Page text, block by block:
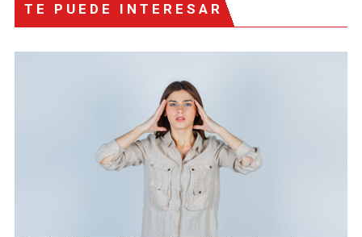
TE PUEDE INTERESAR